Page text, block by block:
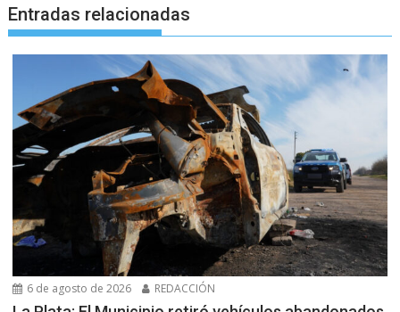
Entradas relacionadas
6 de agosto de 2026 REDACCIÓN